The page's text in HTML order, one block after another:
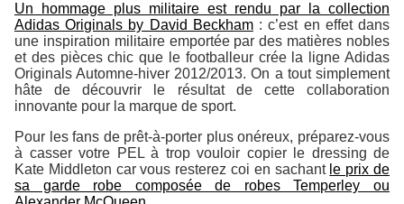
Un hommage plus militaire est rendu par la collection
Adidas Originals by David Beckham: c’est en effet dans
une inspiration militaire emportée par des matières nobles
et des pièces chic que le footballeur crée la ligne Adidas
Originals Automne-hiver 2012/2013. On a tout simplement
hâte de découvrir le résultat de cette collaboration
innovante pour la marque de sport.
Pour les fans de prêt-à-porter plus onéreux, préparez-vous
à casser votre PEL à trop vouloir copier le dressing de
Kate Middleton car vous resterez coi en sachant le prix de
sa garde robe composée de robes Temperley ou